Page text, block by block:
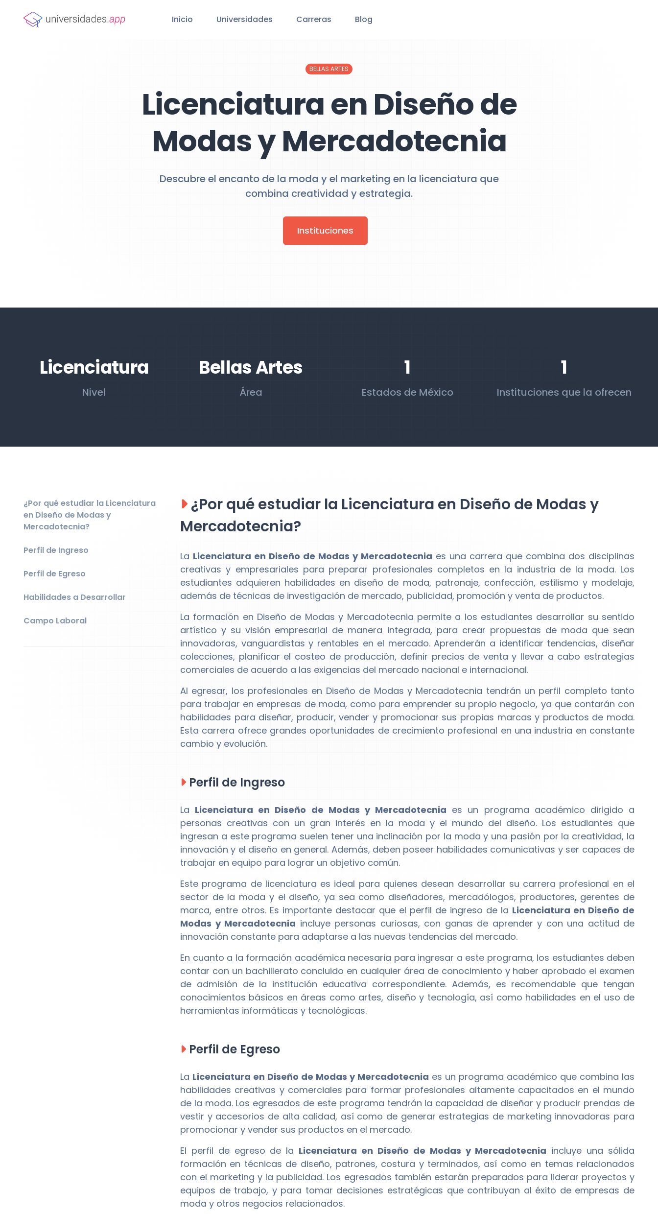
Inicio Universidades Carreras Blog
BELLAS ARTES
Licenciatura en Diseño de
Modas y Mercadotecnia
Descubre el encanto de la moda y el marketing en la licenciatura que
combina creatividad y estrategia.
Instituciones
Licenciatura
Nivel
Bellas Artes
Área
1
Estados de México
1
Instituciones que la ofrecen
¿Por qué estudiar la Licenciatura
en Diseño de Modas y
Mercadotecnia?
Perfil de Ingreso
Perfil de Egreso
Habilidades a Desarrollar
Campo Laboral
¿Por qué estudiar la Licenciatura en Diseño de Modas y
Mercadotecnia?
La Licenciatura en Diseño de Modas y Mercadotecnia es una carrera que combina dos disciplinas
creativas y empresariales para preparar profesionales completos en la industria de la moda. Los
estudiantes adquieren habilidades en diseño de moda, patronaje, confección, estilismo y modelaje,
además de técnicas de investigación de mercado, publicidad, promoción y venta de productos.
La formación en Diseño de Modas y Mercadotecnia permite a los estudiantes desarrollar su sentido
artístico y su visión empresarial de manera integrada, para crear propuestas de moda que sean
innovadoras, vanguardistas y rentables en el mercado. Aprenderán a identificar tendencias, diseñar
colecciones, planificar el costeo de producción, definir precios de venta y llevar a cabo estrategias
comerciales de acuerdo a las exigencias del mercado nacional e internacional.
Al egresar, los profesionales en Diseño de Modas y Mercadotecnia tendrán un perfil completo tanto
para trabajar en empresas de moda, como para emprender su propio negocio, ya que contarán con
habilidades para diseñar, producir, vender y promocionar sus propias marcas y productos de moda.
Esta carrera ofrece grandes oportunidades de crecimiento profesional en una industria en constante
cambio y evolución.
Perfil de Ingreso
La Licenciatura en Diseño de Modas y Mercadotecnia es un programa académico dirigido a
personas creativas con un gran interés en la moda y el mundo del diseño. Los estudiantes que
ingresan a este programa suelen tener una inclinación por la moda y una pasión por la creatividad, la
innovación y el diseño en general. Además, deben poseer habilidades comunicativas y ser capaces de
trabajar en equipo para lograr un objetivo común.
Este programa de licenciatura es ideal para quienes desean desarrollar su carrera profesional en el
sector de la moda y el diseño, ya sea como diseñadores, mercadólogos, productores, gerentes de
marca, entre otros. Es importante destacar que el perfil de ingreso de la Licenciatura en Diseño de
Modas y Mercadotecnia incluye personas curiosas, con ganas de aprender y con una actitud de
innovación constante para adaptarse a las nuevas tendencias del mercado.
En cuanto a la formación académica necesaria para ingresar a este programa, los estudiantes deben
contar con un bachillerato concluido en cualquier área de conocimiento y haber aprobado el examen
de admisión de la institución educativa correspondiente. Además, es recomendable que tengan
conocimientos básicos en áreas como artes, diseño y tecnología, así como habilidades en el uso de
herramientas informáticas y tecnológicas.
Perfil de Egreso
La Licenciatura en Diseño de Modas y Mercadotecnia es un programa académico que combina las
habilidades creativas y comerciales para formar profesionales altamente capacitados en el mundo
de la moda. Los egresados de este programa tendrán la capacidad de diseñar y producir prendas de
vestir y accesorios de alta calidad, así como de generar estrategias de marketing innovadoras para
promocionar y vender sus productos en el mercado.
El perfil de egreso de la Licenciatura en Diseño de Modas y Mercadotecnia incluye una sólida
formación en técnicas de diseño, patrones, costura y terminados, así como en temas relacionados
con el marketing y la publicidad. Los egresados también estarán preparados para liderar proyectos y
equipos de trabajo, y para tomar decisiones estratégicas que contribuyan al éxito de empresas de
moda y otros negocios relacionados.